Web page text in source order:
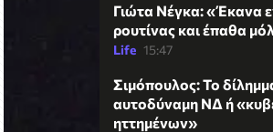
Γιώτα Νέγκα: «Έκανα
ρουτίνας και έπαθα
Life 15:47
Σιμόπουλος: Το
αυτοδύναμη ΝΔ ή
ηττημένων»